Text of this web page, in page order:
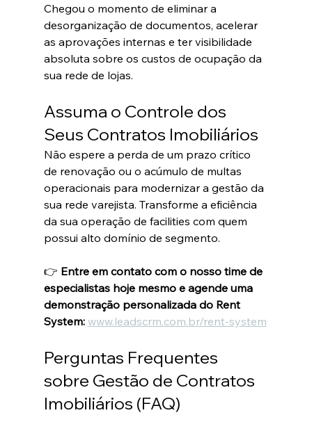
Chegou o momento de eliminar a
desorganização de documentos, acelerar
as aprovações internas e ter visibilidade
absoluta sobre os custos de ocupação da
sua rede de lojas.
Assuma o Controle dos
Seus Contratos Imobiliários
Não espere a perda de um prazo crítico
de renovação ou o acúmulo de multas
operacionais para modernizar a gestão da
sua rede varejista. Transforme a eficiência
da sua operação de facilities com quem
possui alto domínio de segmento.
👉 Entre em contato com o nosso time de
especialistas hoje mesmo e agende uma
demonstração personalizada do Rent
System: www.leadscrm.com.br/rent-system
Perguntas Frequentes
sobre Gestão de Contratos
Imobiliários (FAQ)